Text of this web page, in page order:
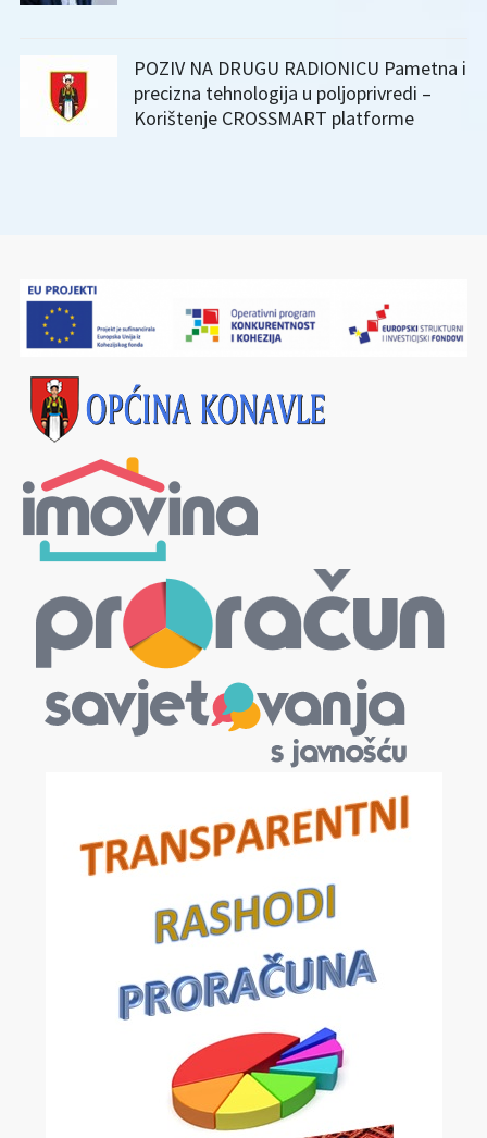
POZIV NA DRUGU RADIONICU Pametna i
precizna tehnologija u poljoprivredi –
Korištenje CROSSMART platforme